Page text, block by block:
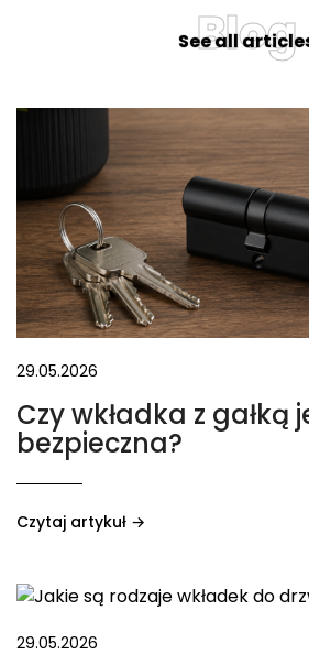
Blog
See all
29.05.2026
Czy wkładka z gałką
bezpieczna?
Czytaj artykuł →
29.05.2026